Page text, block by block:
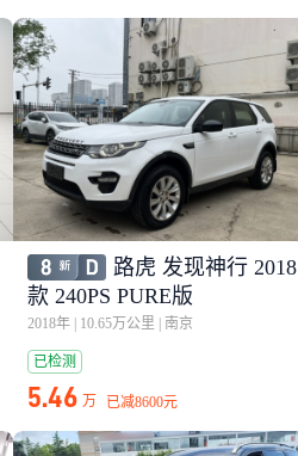
路虎 发现神行 2018
款 240PS PURE版
2018年 10.65万公里 南京
已检测
5.46 万 已减8600元